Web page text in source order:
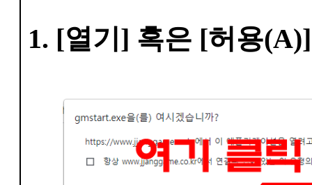
1. [열기] 혹은 [허용